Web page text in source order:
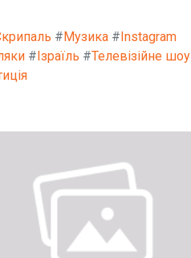
#Музика #Instagram
#Ізраїль #Телевізійне шоу